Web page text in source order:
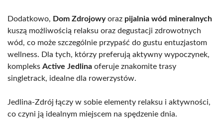
Dodatkowo, Dom Zdrojowyoraz pijalnia wód mineralnych
kuszą możliwością relaksu oraz degustacji zdrowotnych
wód, co może szczególnie przypaść do gustu entuzjastom
wellness. Dla tych, którzy preferują aktywny wypoczynek,
kompleks Active Jedlina oferuje znakomite trasy
singletrack, idealne dla rowerzystów.
Jedlina-Zdrój łączy w sobie elementy relaksu i aktywności,
co czyni ją idealnym miejscem na spędzenie dnia.